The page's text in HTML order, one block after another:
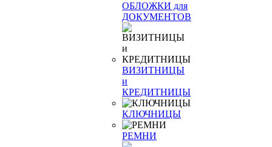
ОБЛОЖКИ для
ДОКУМЕНТОВ
ВИЗИТНИЦЫ
и
КРЕДИТНИЦЫ
КЛЮЧНИЦЫ
РЕМНИ